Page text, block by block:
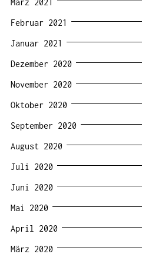
Februar 2021
Januar 2021
Dezember 2020
November 2020
Oktober 2020
September 2020
August 2020
Juli 2020
Juni 2020
Mai 2020
April 2020
März 2020